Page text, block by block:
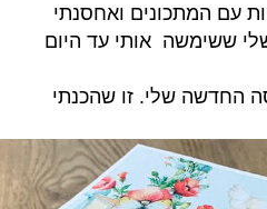
עם המתכונים ואחסנתי
ששימשה אותי עד היום
החדשה שלי. זו שהכנתי